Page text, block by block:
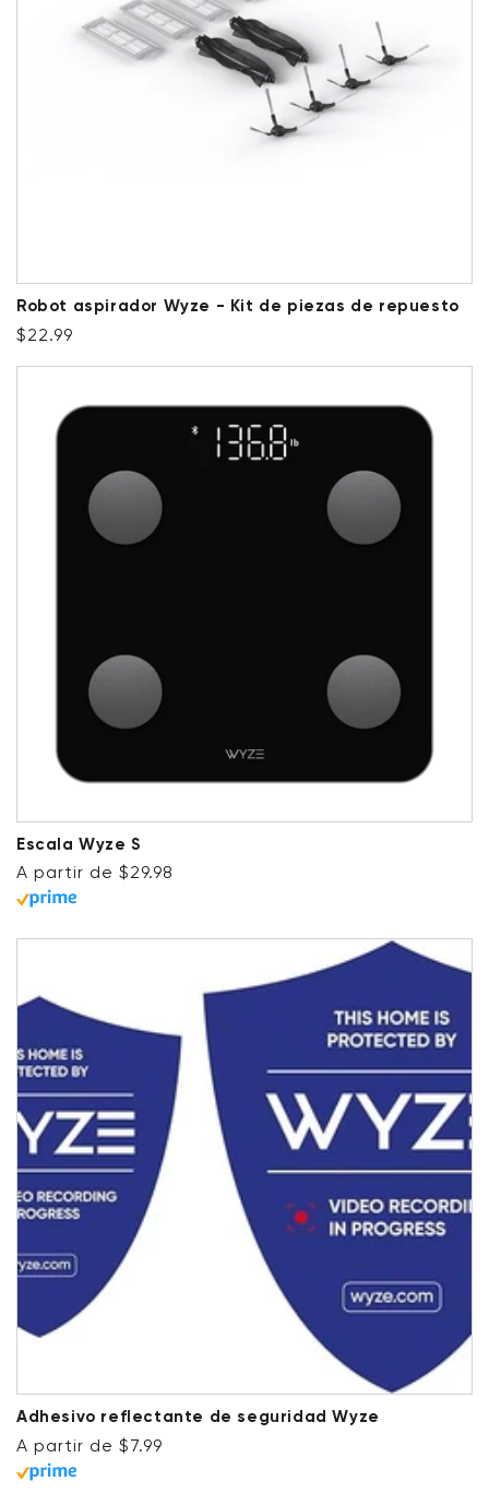
Robot aspirador Wyze - Kit de piezas de repuesto
Precio habitual
$22.99
Escala Wyze S
Precio habitual
A partir de $29.98
Adhesivo reflectante de seguridad Wyze
Precio habitual
A partir de $7.99